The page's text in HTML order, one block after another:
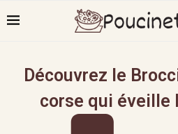
Découvrez le
corse qui éveille